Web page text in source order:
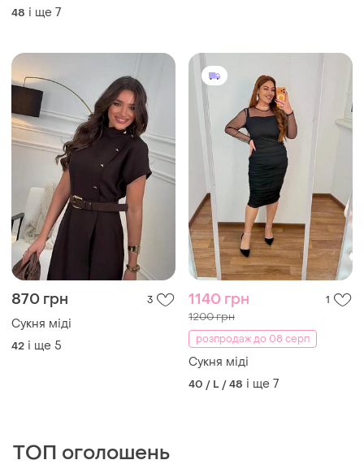
48 і ще 7
870 грн 3
Сукня міді
42 і ще 5
1140 грн 1
1200 грн
розпродаж до 08 серп
Сукня міді
40 / L / 48 і ще 7
ТОП оголошень